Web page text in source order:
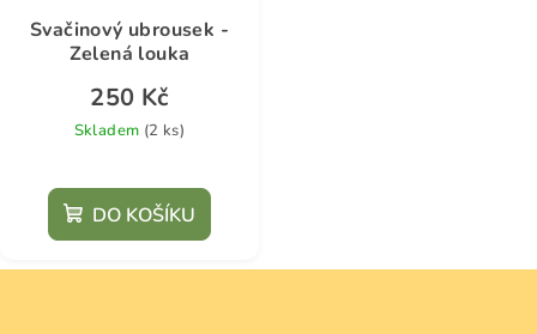
Svačinový ubrousek -
Zelená louka
250 Kč
Skladem (2 ks)
DO KOŠÍKU